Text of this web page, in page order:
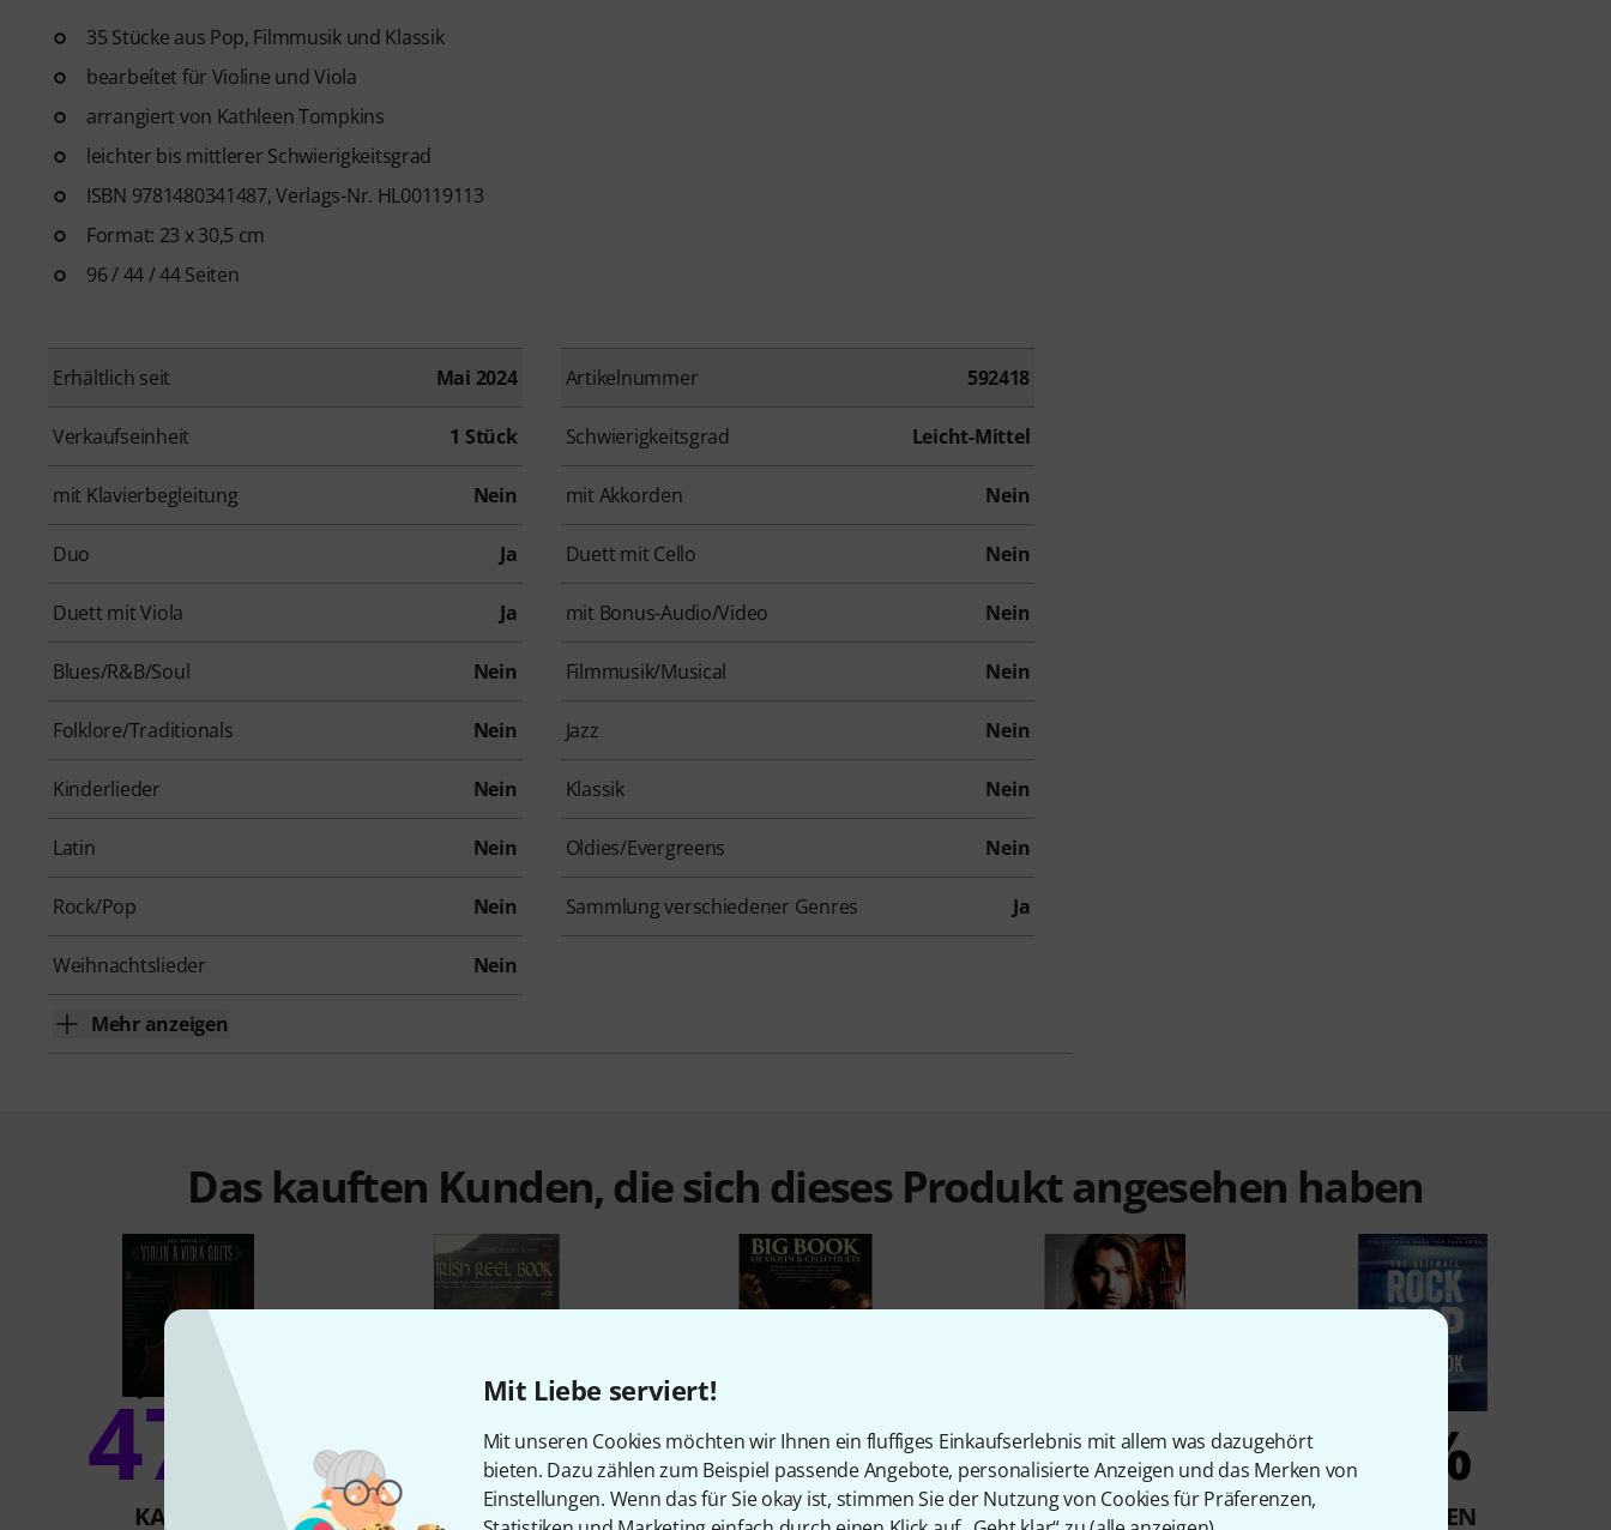
Mit Liebe serviert!
Mit unseren Cookies möchten wir Ihnen ein fluffiges Einkaufserlebnis mit allem was dazugehört
bieten. Dazu zählen zum Beispiel passende Angebote, personalisierte Anzeigen und das Merken von
Einstellungen. Wenn das für Sie okay ist, stimmen Sie der Nutzung von Cookies für Präferenzen,
35 Stücke aus Pop, Filmmusik und Klassik
bearbeítet für Violine und Viola
arrangiert von Kathleen Tompkins
leichter bis mittlerer Schwierigkeitsgrad
ISBN 9781480341487, Verlags-Nr. HL00119113
Format: 23 x 30,5 cm
96 / 44 / 44 Seiten
Erhältlich seit Mai 2024 Artikelnummer 592418
Verkaufseinheit 1 Stück Schwierigkeitsgrad Leicht-Mittel
mit Klavierbegleitung Nein mit Akkorden Nein
Duo Ja Duett mit Cello Nein
Duett mit Viola Ja mit Bonus-Audio/Video Nein
Blues/R&B/Soul Nein Filmmusik/Musical Nein
Folklore/Traditionals Nein Jazz Nein
Kinderlieder Nein Klassik Nein
Latin Nein Oldies/Evergreens Nein
Rock/Pop Nein Sammlung verschiedener Genres Ja
Weihnachtslieder Nein
Mehr anzeigen
Das kauften Kunden, die sich dieses Produkt angesehen haben
47%
KAUFTEN
10%
KAUFTEN
9%
KAUFTEN
9%
KAUFTEN
7%
KAUFTEN